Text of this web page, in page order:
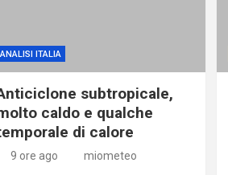
ANALISI ITALIA
subtropicale,
caldo e qualche
di calore
9 ore ago miometeo